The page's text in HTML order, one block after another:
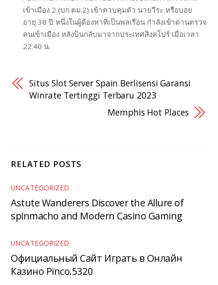
เข้าเมือง 2 (บก.ตม.2) เข้าควบคุมตัว นายวีระ หรือบอย
อายุ 38 ปี หนึ่งในผู้ต้องหาที่เป็นพลเรือน กำลังเข้าด่านตรวจ
คนเข้าเมือง หลังบินกลับมาจากประเทศสิงคโปร์ เมื่อเวลา
22.40 น.
Situs Slot Server Spain Berlisensi Garansi
Winrate Tertinggi Terbaru 2023
Memphis Hot Places
RELATED POSTS
UNCATEGORIZED
Astute Wanderers Discover the Allure of
spinmacho and Modern Casino Gaming
UNCATEGORIZED
Официальный Сайт Играть в Онлайн
Казино Pinco.5320